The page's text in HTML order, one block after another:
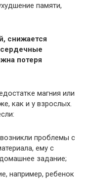
памяти,
снижается
потеря
магния или
как и у взрослых.
проблемы с
ему с
задание;
например, ребенок